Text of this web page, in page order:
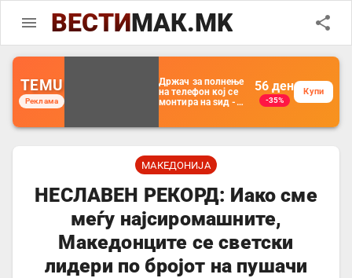
ВЕСТИМАК.MK
TEMU
Реклама
Држач за полнење
на телефон кој се
монтира на ѕид -
организатор за
далечински
управувач
56 ден
-35%
Купи
МАКЕДОНИЈА
НЕСЛАВЕН РЕКОРД: Иако сме
меѓу најсиромашните,
Македонците се светски
лидери по бројот на пушачи